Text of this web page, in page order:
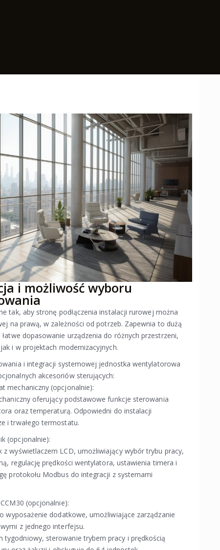
i możliwość wyboru
tak, aby stronę podłączenia instalacji rurowej można
na prawą, w zależności od potrzeb. Zapewnia to dużą
dopasowanie urządzenia do różnych przestrzeni,
i w projektach modernizacyjnych.
i integracji systemowej jednostka wentylatorowa
akcesoriów sterujących:
mechaniczny (opcjonalnie):
oferujący podstawowe funkcje sterowania
oraz temperaturą. Odpowiedni do instalacji
i trwałego termostatu.
(opcjonalnie):
wyświetlaczem LCD, umożliwiający wybór trybu pracy,
regulację prędkości wentylatora, ustawienia timera i
protokołu Modbus do integracji z systemami
(opcjonalnie):
wyposażenie dodatkowe, umożliwiające zarządzanie
z jednego interfejsu.
tygodniowy, sterowanie trybem pracy i prędkością